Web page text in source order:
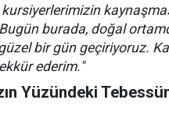
burada, doğal
bir gün geçiriyoruz.
ederim."
Yüzündeki